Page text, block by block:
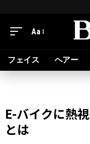
Aa
フェイス ヘアー
E-バイクに熱
とは